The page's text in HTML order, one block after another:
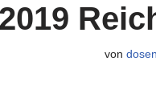
von